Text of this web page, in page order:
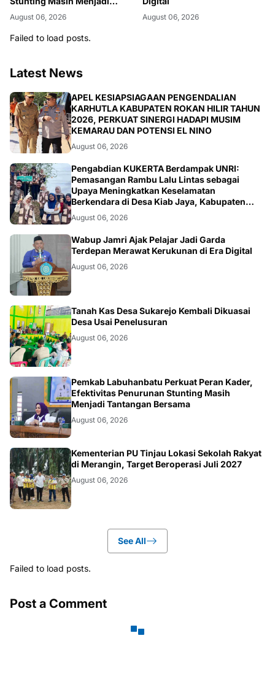
Tantangan Bersama
August 06, 2026 August 06, 2026
Failed to load posts.
Latest News
BERITA
APEL KESIAPSIAGAAN PENGENDALIAN
KARHUTLA KABUPATEN ROKAN HILIR TAHUN
2026, PERKUAT SINERGI HADAPI MUSIM
KEMARAU DAN POTENSI EL NINO
August 06, 2026
ARTIKEL
Pengabdian KUKERTA Berdampak UNRI:
Pemasangan Rambu Lalu Lintas sebagai
Upaya Meningkatkan Keselamatan
Berkendara di Desa Kiab Jaya, Kabupaten
Pelalawan
August 06, 2026
Wabup Jamri Ajak Pelajar Jadi Garda
Terdepan Merawat Kerukunan di Era Digital
August 06, 2026
BANGKO
Tanah Kas Desa Sukarejo Kembali Dikuasai
Desa Usai Penelusuran
August 06, 2026
BERITA
Pemkab Labuhanbatu Perkuat Peran Kader,
Efektivitas Penurunan Stunting Masih
Menjadi Tantangan Bersama
August 06, 2026
BANGKO
Kementerian PU Tinjau Lokasi Sekolah Rakyat
di Merangin, Target Beroperasi Juli 2027
August 06, 2026
See All
Failed to load posts.
Post a Comment